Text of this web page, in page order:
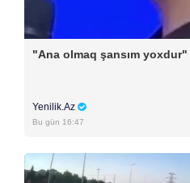
"Ana olmaq şansım yoxdur"
Yenilik.Az
Bu gün 16:47